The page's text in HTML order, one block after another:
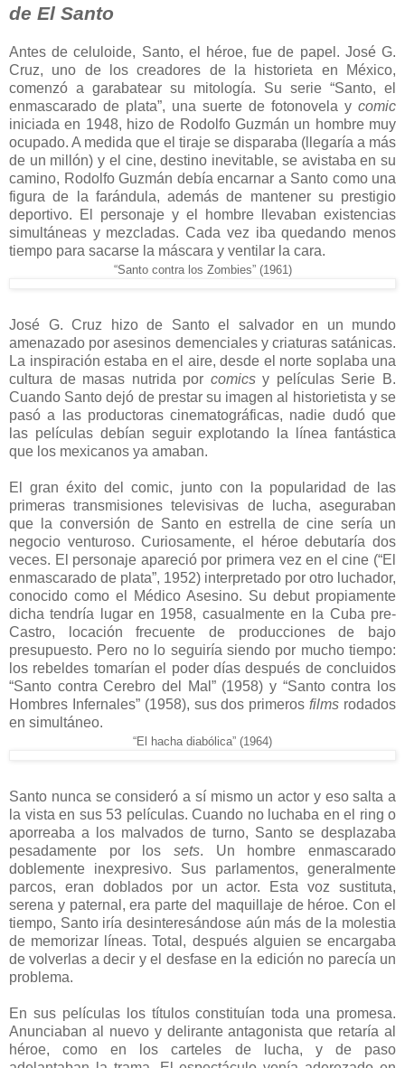
de El Santo
Antes de celuloide, Santo, el héroe, fue de papel. José G.
Cruz, uno de los creadores de la historieta en México,
comenzó a garabatear su mitología. Su serie “Santo, el
enmascarado de plata”, una suerte de fotonovela y comic
iniciada en 1948, hizo de Rodolfo Guzmán un hombre muy
ocupado. A medida que el tiraje se disparaba (llegaría a más
de un millón) y el cine, destino inevitable, se avistaba en su
camino, Rodolfo Guzmán debía encarnar a Santo como una
figura de la farándula, además de mantener su prestigio
deportivo. El personaje y el hombre llevaban existencias
simultáneas y mezcladas. Cada vez iba quedando menos
tiempo para sacarse la máscara y ventilar la cara.
“Santo contra los Zombies” (1961)
José G. Cruz hizo de Santo el salvador en un mundo
amenazado por asesinos demenciales y criaturas satánicas.
La inspiración estaba en el aire, desde el norte soplaba una
cultura de masas nutrida por comicsy películas Serie B.
Cuando Santo dejó de prestar su imagen al historietista y se
pasó a las productoras cinematográficas, nadie dudó que
las películas debían seguir explotando la línea fantástica
que los mexicanos ya amaban.
El gran éxito del comic, junto con la popularidad de las
primeras transmisiones televisivas de lucha, aseguraban
que la conversión de Santo en estrella de cine sería un
negocio venturoso. Curiosamente, el héroe debutaría dos
veces. El personaje apareció por primera vez en el cine (“El
enmascarado de plata”, 1952) interpretado por otro luchador,
conocido como el Médico Asesino. Su debut propiamente
dicha tendría lugar en 1958, casualmente en la Cuba pre-
Castro, locación frecuente de producciones de bajo
presupuesto. Pero no lo seguiría siendo por mucho tiempo:
los rebeldes tomarían el poder días después de concluidos
“Santo contra Cerebro del Mal” (1958) y “Santo contra los
Hombres Infernales” (1958), sus dos primerosfilms rodados
en simultáneo.
“El hacha diabólica” (1964)
Santo nunca se consideró a sí mismo un actor y eso salta a
la vista en sus 53 películas. Cuando no luchaba en el ring o
aporreaba a los malvados de turno, Santo se desplazaba
pesadamente por los sets. Un hombre enmascarado
doblemente inexpresivo. Sus parlamentos, generalmente
parcos, eran doblados por un actor. Esta voz sustituta,
serena y paternal, era parte del maquillaje de héroe. Con el
tiempo, Santo iría desinteresándose aún más de la molestia
de memorizar líneas. Total, después alguien se encargaba
de volverlas a decir y el desfase en la edición no parecía un
problema.
En sus películas los títulos constituían toda una promesa.
Anunciaban al nuevo y delirante antagonista que retaría al
héroe, como en los carteles de lucha, y de paso